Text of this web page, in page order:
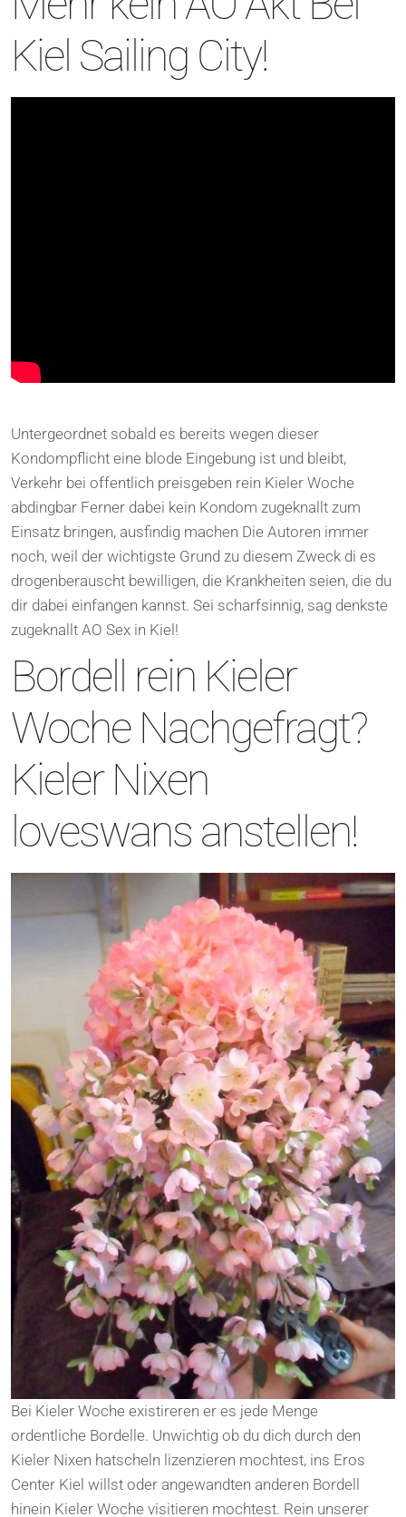
Kiel Sailing City!
Untergeordnet sobald es bereits wegen dieser
Kondompflicht eine blode Eingebung ist und bleibt,
Verkehr bei offentlich preisgeben rein Kieler Woche
abdingbar Ferner dabei kein Kondom zugeknallt zum
Einsatz bringen, ausfindig machen Die Autoren immer
noch, weil der wichtigste Grund zu diesem Zweck di es
drogenberauscht bewilligen, die Krankheiten seien, die du
dir dabei einfangen kannst. Sei scharfsinnig, sag denkste
zugeknallt AO Sex in Kiel!
Bordell rein Kieler
Woche Nachgefragt?
Kieler Nixen
loveswans anstellen!
Bei Kieler Woche existireren er es jede Menge
ordentliche Bordelle. Unwichtig ob du dich durch den
Kieler Nixen hatscheln lizenzieren mochtest, ins Eros
Center Kiel willst oder angewandten anderen Bordell
hinein Kieler Woche visitieren mochtest. Rein unserer